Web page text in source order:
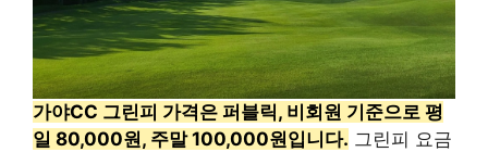
가야CC 그린피 가격은 퍼블릭, 비회원 기준으로 평
일 80,000원, 주말 100,000원입니다. 그린피 요금